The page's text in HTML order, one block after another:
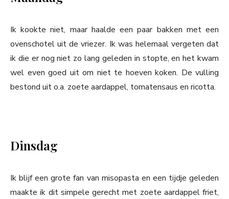
Ik kookte niet, maar haalde een paar bakken met een
ovenschotel uit de vriezer. Ik was helemaal vergeten dat
ik die er nog niet zo lang geleden in stopte, en het kwam
wel even goed uit om niet te hoeven koken. De vulling
bestond uit o.a. zoete aardappel, tomatensaus en ricotta.
Dinsdag
Ik blijf een grote fan van misopasta en een tijdje geleden
maakte ik dit simpele gerecht met zoete aardappel friet,